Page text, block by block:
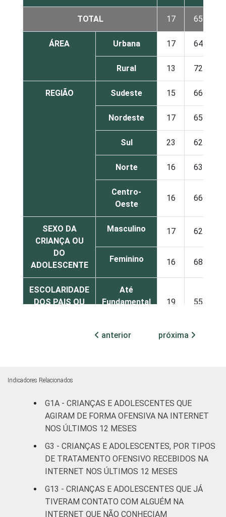
TOTAL 17 65
ÁREA Urbana 17 64
Rural 13 72
REGIÃO Sudeste 15 66
Nordeste 17 65
Sul 23 62
Norte 16 63
Centro-
Oeste
16 66
SEXO DA
CRIANÇA OU
DO
ADOLESCENTE
Masculino 17 62
Feminino 16 68
ESCOLARIDADE
DOS PAIS OU
Até
Fundamental
19 55
Fundamental
FAIXA ETÁRIA
DA CRIANÇA
ADOLESCENTE
De 9 a 10
anos
17 73
De 11 a 12
anos
17 66
De 13 a 14
anos
17 57
anterior próxima
Indicadores Relacionados
G1A - CRIANÇAS E ADOLESCENTES QUE
AGIRAM DE FORMA OFENSIVA NA INTERNET
NOS ÚLTIMOS 12 MESES
G3 - CRIANÇAS E ADOLESCENTES, POR TIPOS
DE TRATAMENTO OFENSIVO RECEBIDOS NA
INTERNET NOS ÚLTIMOS 12 MESES
G13 - CRIANÇAS E ADOLESCENTES QUE JÁ
TIVERAM CONTATO COM ALGUÉM NA
INTERNET QUE NÃO CONHECIAM